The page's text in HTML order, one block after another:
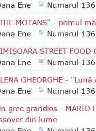
Ene
Numarul
MOTANS" - primul
Ene
Numarul
STREET FOOD
Ene
Numarul
GHEORGHE - "Lunâ
Ene
Numarul
grec grandios - MARIO
din lume